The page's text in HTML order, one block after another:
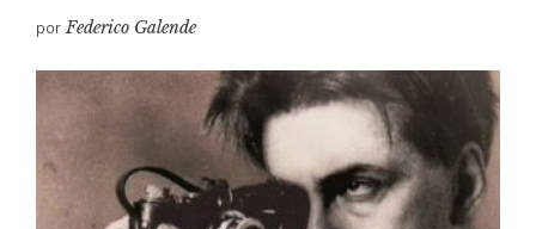
porFederico Galende